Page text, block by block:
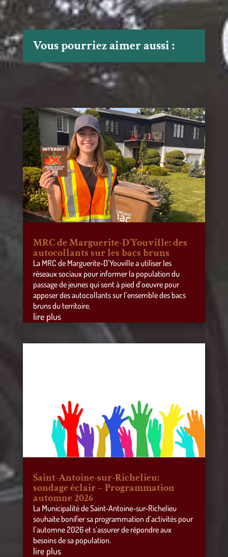
Vous pourriez aimer aussi :
MRC de Marguerite-D’Youville: des
autocollants sur les bacs bruns
La MRC de Marguerite-D’Youville a utiliser les
réseaux sociaux pour informer la population du
passage de jeunes qui sont à pied d’oeuvre pour
apposer des autocollants sur l’ensemble des bacs
bruns du territoire.
lire plus
Saint-Antoine-sur-Richelieu:
sondage éclair – Programmation
automne 2026
La Municipalité de Saint-Antoine-sur-Richelieu
souhaite bonifier sa programmation d’activités pour
l’automne 2026 et s’assurer de répondre aux
besoins de sa population.
lire plus